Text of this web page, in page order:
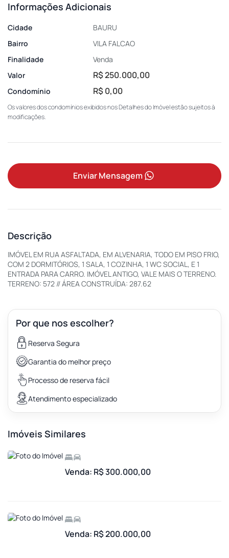
Informações Adicionais
Cidade
BAURU
Bairro
VILA FALCAO
Finalidade
Venda
Valor
R$ 250.000,00
Condomínio R$ 0,00
Os valores dos condomínios exibidos nos Detalhes do Imóvel estão sujeitos à
modificações.
Enviar Mensagem
Descrição
IMÓVEL EM RUA ASFALTADA, EM ALVENARIA, TODO EM PISO FRIO,
COM 2 DORMITÓRIOS, 1 SALA, 1 COZINHA, 1 WC SOCIAL, E 1
ENTRADA PARA CARRO. IMÓVEL ANTIGO, VALE MAIS O TERRENO.
TERRENO: 572 // ÁREA CONSTRUÍDA: 287.62
Por que nos escolher?
Reserva Segura
Garantia do melhor preço
Processo de reserva fácil
Atendimento especializado
Imóveis Similares
Venda: R$ 300.000,00
Venda: R$ 200.000,00